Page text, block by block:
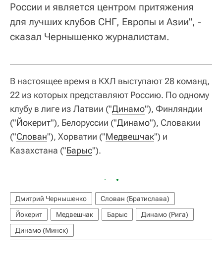
России и является центром притяжения
для лучших клубов СНГ, Европы и Азии", -
сказал Чернышенко журналистам.
В настоящее время в КХЛ выступают 28 команд,
22 из которых представляют Россию. По одному
клубу в лиге из Латвии ("Динамо"), Финляндии
("Йокерит"), Белоруссии ("Динамо"), Словакии
("Слован"), Хорватии ("Медвешчак") и
Казахстана ("Барыс").
Дмитрий Чернышенко
Слован (Братислава)
Йокерит
Медвешчак Барыс
Динамо (Рига)
Динамо (Минск)